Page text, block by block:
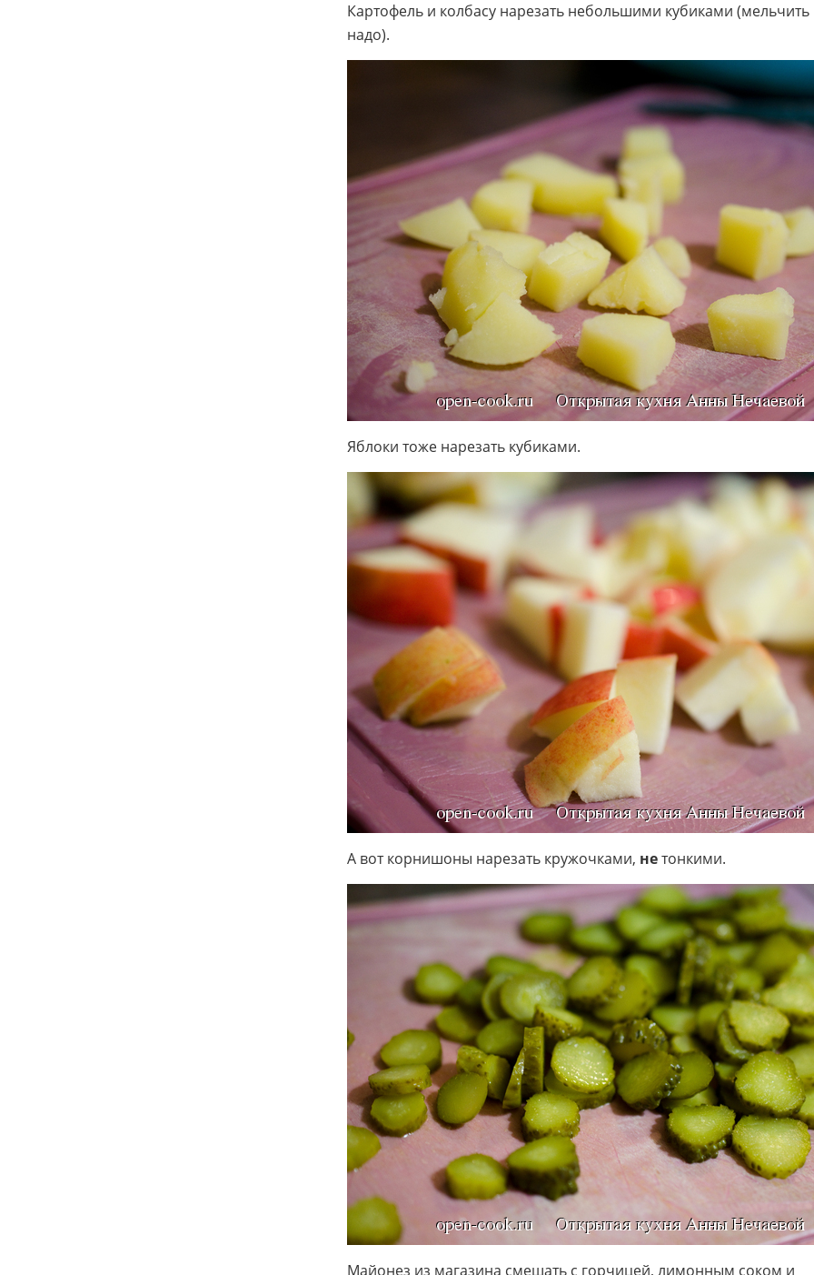
Картофель и колбасу нарезать небольшими кубиками (мельчить
надо).
Яблоки тоже нарезать кубиками.
А вот корнишоны нарезать кружочками, нетонкими.
Майонез из магазина смешать с горчицей, лимонным соком и